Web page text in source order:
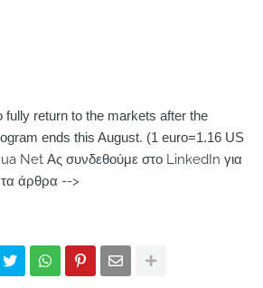
fully return to the markets after the
ends this August. (1 euro=1.16 US
Net Ας συνδεθούμε στο LinkedIn για
τα άρθρα -->